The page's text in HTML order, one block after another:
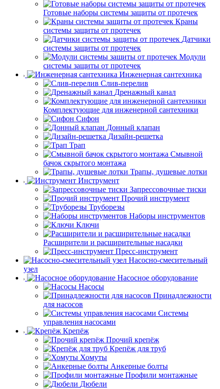
Готовые наборы системы защиты от протечек
Краны
системы защиты от протечек
Датчики
системы защиты от протечек
Модули
системы защиты от протечек
Инженерная сантехника
Слив-перелив
Дренажный канал
Комплектующие для инженерной сантехники
Сифон
Донный клапан
Дизайн-решетка
Трап
Смывной
бачок скрытого монтажа
Трапы, душевые лотки
Инструмент
Запрессовочные тиски
Прочий инструмент
Труборезы
Наборы инструментов
Ключи
Расширители и расширительные насадки
Пресс-инструмент
Насосно-смесительный
узел
Насосное оборудование
Насосы
Принадлежности
для насосов
Системы
управления насосами
Крепёж
Прочий крепёж
Крепёж для труб
Хомуты
Анкерные болты
Профили монтажные
Дюбели